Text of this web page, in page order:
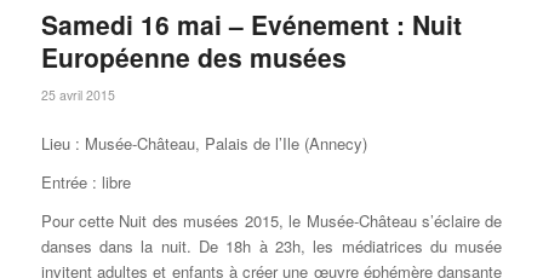
Samedi 16 mai – Evénement : Nuit
Européenne des musées
25 avril 2015
Lieu : Musée-Château, Palais de l’Ile (Annecy)
Entrée : libre
Pour cette Nuit des musées 2015, le Musée-Château s’éclaire de
danses dans la nuit. De 18h à 23h, les médiatrices du musée
invitent adultes et enfants à créer une œuvre éphémère dansante